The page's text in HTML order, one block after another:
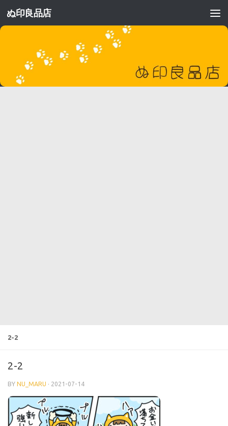
コンテンツへスキップ
ぬ印良品店
2-2
2-2
BY NU_MARU · 2021-07-14